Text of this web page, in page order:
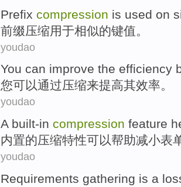
Prefix compression is used on
前缀压缩用于相似的键值 。
youdao
You can improve the efficiency
您可以通过压缩来提高其效率。
youdao
A built-in compression feature
内置的压缩特性可以帮助减小表
youdao
Requirements gathering is a